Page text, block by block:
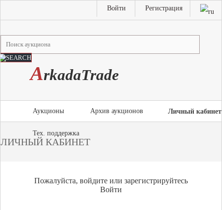
Войти Регистрация
ArkadaTrade
Личный кабинет
Аукционы Архив аукционов
Тех. поддержка
ЛИЧНЫЙ КАБИНЕТ
Пожалуйста, войдите или зарегистрируйтесь
Войти